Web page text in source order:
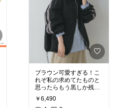
ブラウン可愛すぎる！こ
れぞ私の求めてたものと
思ったらもう黒しか残っ
可愛い
￥6,490